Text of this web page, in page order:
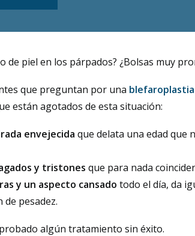
de piel en los párpados? ¿Bolsas muy
que preguntan por una
están agotados de esta situación:
envejecida que delata una edad que
y tristonesque para nada
y un aspecto cansadotodo el día, da
de pesadez.
algún tratamiento sin éxito.